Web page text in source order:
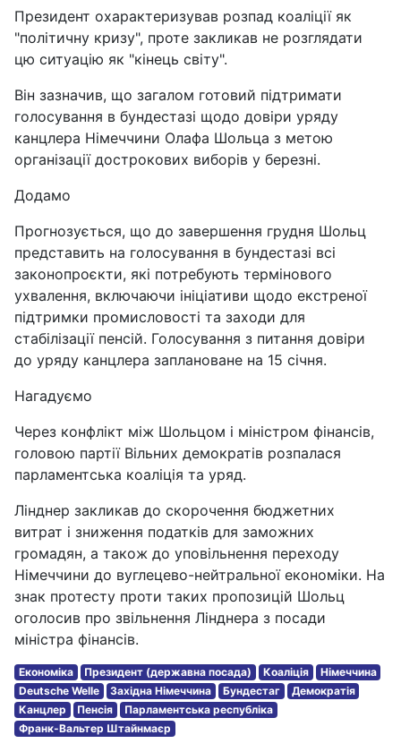
Президент охарактеризував розпад коаліції як
"політичну кризу", проте закликав не розглядати
цю ситуацію як "кінець світу".
Він зазначив, що загалом готовий підтримати
голосування в бундестазі щодо довіри уряду
канцлера Німеччини Олафа Шольца з метою
організації дострокових виборів у березні.
Додамо
Прогнозується, що до завершення грудня Шольц
представить на голосування в бундестазі всі
законопроєкти, які потребують термінового
ухвалення, включаючи ініціативи щодо екстреної
підтримки промисловості та заходи для
стабілізації пенсій. Голосування з питання довіри
до уряду канцлера заплановане на 15 січня.
Нагадуємо
Через конфлікт між Шольцом і міністром фінансів,
головою партії Вільних демократів розпалася
парламентська коаліція та уряд.
Лінднер закликав до скорочення бюджетних
витрат і зниження податків для заможних
громадян, а також до уповільнення переходу
Німеччини до вуглецево-нейтральної економіки. На
знак протесту проти таких пропозицій Шольц
оголосив про звільнення Лінднера з посади
міністра фінансів.
Економіка Президент (державна посада) Коаліція
Німеччина
Deutsche Welle
Західна Німеччина Бундестаг
Демократія
Канцлер
Пенсія
Парламентська республіка
Франк-Вальтер Штайнмаєр